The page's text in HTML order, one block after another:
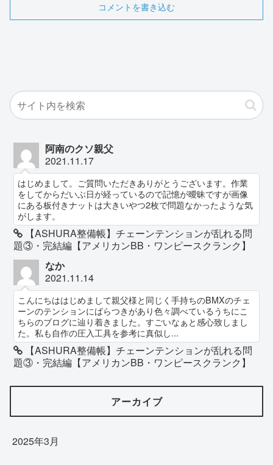
コメントを書き込む
阿南のクソ親父
2021.11.17
はじめまして。ご質問いただきありがとうございます。作業
をしてからだいぶ日が経っているので記憶が曖昧ですが画像
にある板付きナットは大きいやつ2枚で問題なかったような気
がします。
【ASHURA整備帳】チェーンテンションが乱れる問
題③・完結編【アメリカンBB・ワンピースクランク】
なか
2021.11.14
こんにちははじめまして親父様と同じく手持ちのBMXのチェ
ーンのテンションにばらつきがあり色々調べているうちにこ
ちらのブログに辿り着きました。すごいなぁと感心致しまし
た。私も自作の圧入工具を参考に真似し...
【ASHURA整備帳】チェーンテンションが乱れる問
題③・完結編【アメリカンBB・ワンピースクランク】
アーカイブ
2025年3月